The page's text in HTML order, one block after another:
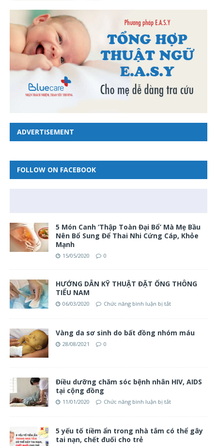
ADVERTISEMENT
FOLLOW ON FACEBOOK
5 Món Canh ‘Thập Toàn Đại Bổ’ Mà Mẹ Bầu
Nên Bổ Sung Để Thai Nhi Cứng Cáp, Khỏe
Mạnh
15/05/2020 0
HƯỚNG DẪN KỸ THUẬT ĐẶT ỐNG THÔNG
TIỂU NAM
06/03/2020 Chức năng bình luận bị tắt
Vàng da sơ sinh do bất đồng nhóm máu
28/08/2021 0
Điều dưỡng chăm sóc bệnh nhân HIV, AIDS
tại cộng đồng
11/01/2020 Chức năng bình luận bị tắt
5 yếu tố tiềm ẩn trong nhà tắm có thể gây
tai nạn, chết đuối cho trẻ